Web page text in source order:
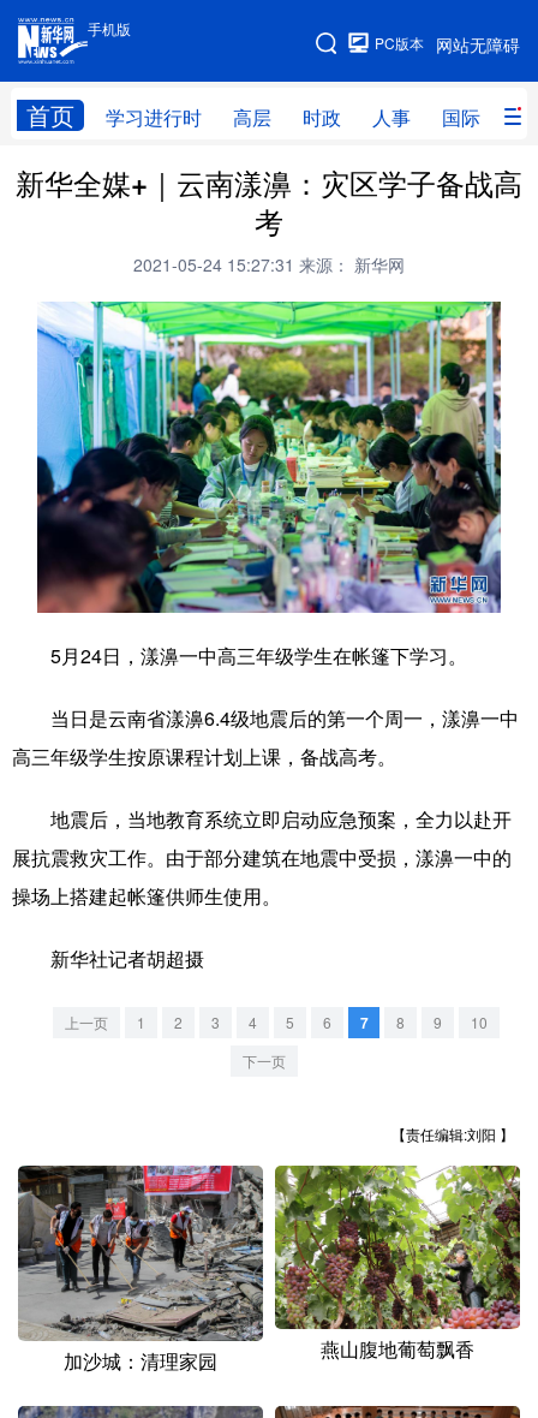
手机版
网站无障碍
PC版本
首页 学习进行时 高层 时政 人事 国际 财
手机版
网站地图
学习进行时 高层 时政 人事
全球连线
科技 科创 量子 体育
文化 书画 健康 军事
访谈 视频 图片 政务
法律 中央文件 金融 汽车
人居 信息化 数字经济
学术中国 乡村振兴 银龄 溯源中国
公益 一带一路 亚太网 上市公司
地方频道
浙江 安徽 福建
重庆
四川 贵州 云南 西藏
陕西 甘肃 青海 宁夏
新疆 内蒙古 黑龙江
多语种频道
新华全媒+｜云南漾濞：灾区学子备战高
考
2021-05-24 15:27:31 来源： 新华网
5月24日，漾濞一中高三年级学生在帐篷下学习。
当日是云南省漾濞6.4级地震后的第一个周一，漾濞一中
高三年级学生按原课程计划上课，备战高考。
地震后，当地教育系统立即启动应急预案，全力以赴开
展抗震救灾工作。由于部分建筑在地震中受损，漾濞一中的
操场上搭建起帐篷供师生使用。
新华社记者胡超摄
上一页 1 2 3 4 5 6 7 8 9
10
下一页
【责任编辑:刘阳 】
加沙城：清理家园 燕山腹地葡萄飘香